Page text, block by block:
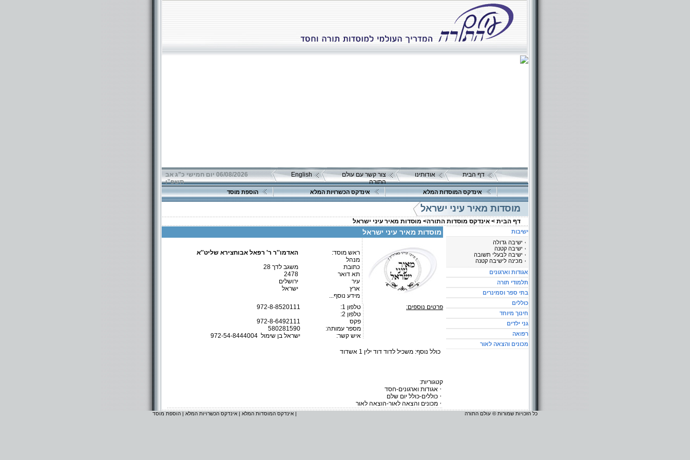
דף הבית אודותינו
צור קשר עם עולם
התורה
English
06/08/2026 יום חמישי כ"ג אב
תשפ"ו
אינדקס המוסדות המלא אינדקס הכשרויות המלא הוספת מוסד
מוסדות מאיר עיני ישראל
דף הבית > אינדקס מוסדות התורה> מוסדות מאיר עיני ישראל
מוסדות מאיר עיני ישראל
ראש מוסד:
האדמו''ר ר' רפאל אבוחצירא שליט''א
מנהל
כתובת
משגב לדך 28
תא דואר
2478
עיר
ירושלים
ארץ
ישראל
מידע נוסף...
פרטים נוספים:
טלפון 1:
טלפון 2:
פקס
מספר עמותה:
איש קשר:
972-8-8520111
972-8-6492111
580281590
ישראל בן שימול 972-54-8444004
כולל נוסף: משכיל לדוד דוד ילין 1 אשדוד
קטגוריות:
אגודות וארגונים-חסד
כוללים-כולל יום שלם
מכונים והצאה לאור-הוצאה לאור
ישיבות
ישיבה גדולה
ישיבה קטנה
ישיבה לבעלי תשובה
מכינה לישיבה קטנה
אגודות וארגונים
תלמודי תורה
בתי ספר וסמינרים
כוללים
חינוך מיוחד
גני ילדים
רפואה
מכונים והצאה לאור
כל הזכויות שמורות © עולם התורה אינדקס המוסדות המלא | אינדקס הכשרויות המלא | הוספת מוסד |